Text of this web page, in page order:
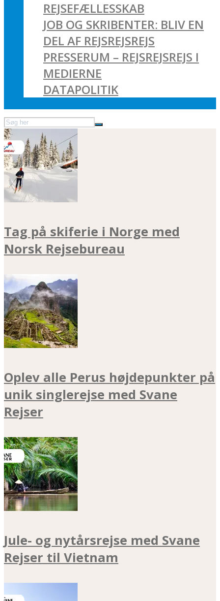
REJSEFÆLLESSKAB
JOB OG SKRIBENTER: BLIV EN
DEL AF REJSREJSREJS
PRESSERUM – REJSREJSREJS I
MEDIERNE
DATAPOLITIK
Tag på skiferie i Norge med
Norsk Rejsebureau
Oplev alle Perus højdepunkter på
unik singlerejse med Svane
Rejser
Jule- og nytårsrejse med Svane
Rejser til Vietnam